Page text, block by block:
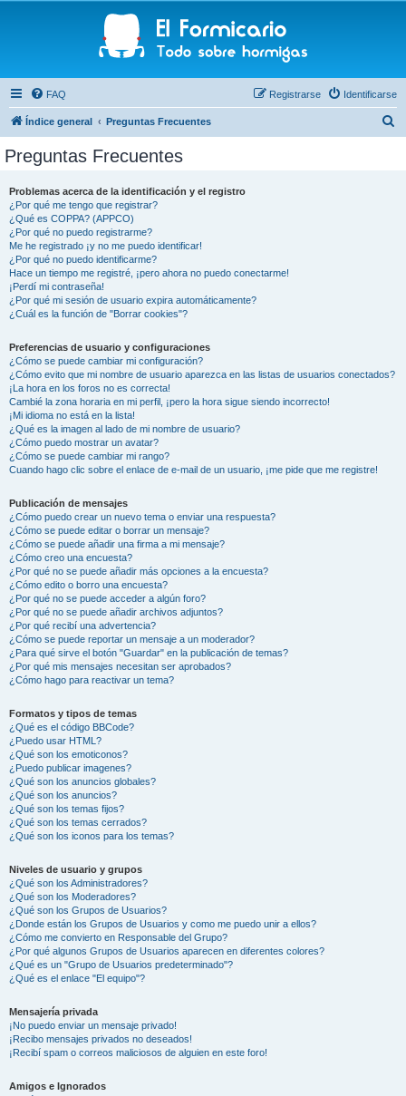
FAQ Identificarse
Registrarse
Índice general Preguntas Frecuentes
Preguntas Frecuentes
Problemas acerca de la identificación y el registro
¿Por qué me tengo que registrar?
¿Qué es COPPA? (APPCO)
¿Por qué no puedo registrarme?
Me he registrado ¡y no me puedo identificar!
¿Por qué no puedo identificarme?
Hace un tiempo me registré, ¡pero ahora no puedo conectarme!
¡Perdí mi contraseña!
¿Por qué mi sesión de usuario expira automáticamente?
¿Cuál es la función de "Borrar cookies"?
Preferencias de usuario y configuraciones
¿Cómo se puede cambiar mi configuración?
¿Cómo evito que mi nombre de usuario aparezca en las listas de usuarios conectados?
¡La hora en los foros no es correcta!
Cambié la zona horaria en mi perfil, ¡pero la hora sigue siendo incorrecto!
¡Mi idioma no está en la lista!
¿Qué es la imagen al lado de mi nombre de usuario?
¿Cómo puedo mostrar un avatar?
¿Cómo se puede cambiar mi rango?
Cuando hago clic sobre el enlace de e-mail de un usuario, ¡me pide que me registre!
Publicación de mensajes
¿Cómo puedo crear un nuevo tema o enviar una respuesta?
¿Cómo se puede editar o borrar un mensaje?
¿Cómo se puede añadir una firma a mi mensaje?
¿Cómo creo una encuesta?
¿Por qué no se puede añadir más opciones a la encuesta?
¿Cómo edito o borro una encuesta?
¿Por qué no se puede acceder a algún foro?
¿Por qué no se puede añadir archivos adjuntos?
¿Por qué recibí una advertencia?
¿Cómo se puede reportar un mensaje a un moderador?
¿Para qué sirve el botón "Guardar" en la publicación de temas?
¿Por qué mis mensajes necesitan ser aprobados?
¿Cómo hago para reactivar un tema?
Formatos y tipos de temas
¿Qué es el código BBCode?
¿Puedo usar HTML?
¿Qué son los emoticonos?
¿Puedo publicar imagenes?
¿Qué son los anuncios globales?
¿Qué son los anuncios?
¿Qué son los temas fijos?
¿Qué son los temas cerrados?
¿Qué son los iconos para los temas?
Niveles de usuario y grupos
¿Qué son los Administradores?
¿Qué son los Moderadores?
¿Qué son los Grupos de Usuarios?
¿Donde están los Grupos de Usuarios y como me puedo unir a ellos?
¿Cómo me convierto en Responsable del Grupo?
¿Por qué algunos Grupos de Usuarios aparecen en diferentes colores?
¿Qué es un "Grupo de Usuarios predeterminado"?
¿Qué es el enlace "El equipo"?
Mensajería privada
¡No puedo enviar un mensaje privado!
¡Recibo mensajes privados no deseados!
¡Recibí spam o correos maliciosos de alguien en este foro!
Amigos e Ignorados